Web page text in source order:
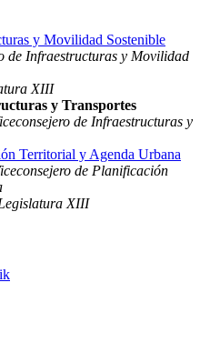
y Movilidad Sostenible
de Infraestructuras y Movilidad
XIII
y Transportes
de Infraestructuras y
Territorial y Agenda Urbana
de Planificación
XIII